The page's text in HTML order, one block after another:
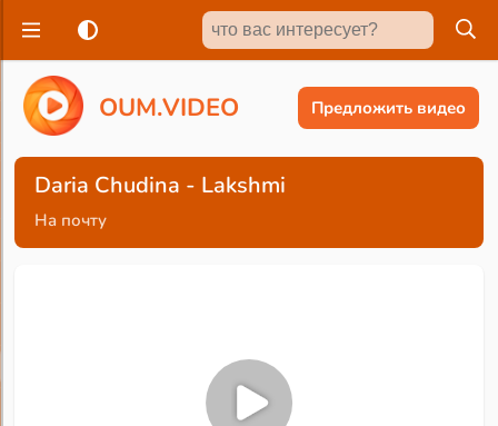
OUM.VIDEO Предложить видео
Daria Chudina - Lakshmi
На почту